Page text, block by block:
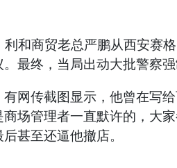
商贸老总严鹏从西安赛格
最终，当局出动大批警察强
传截图显示，他曾在写给
场管理者一直默许的，大
甚至还逼他撤店。